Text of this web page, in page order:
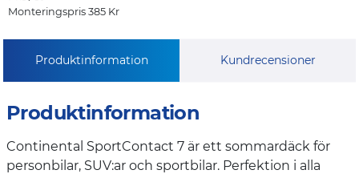
Monteringspris 385 Kr
Produktinformation Kundrecensioner
Produktinformation
Continental SportContact 7 är ett sommardäck för
personbilar, SUV:ar och sportbilar. Perfektion i alla